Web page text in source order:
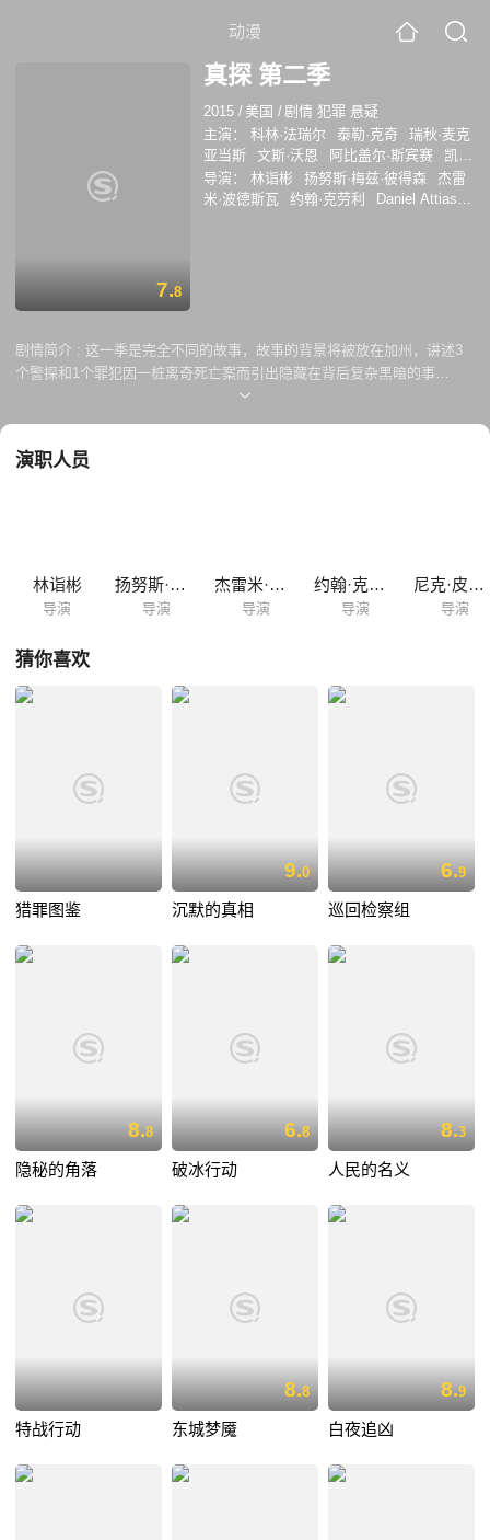
动漫
7.8
真探 第二季
2015 / 美国 /剧情 犯罪 悬疑
主演：
科林·法瑞尔 泰勒·克奇
瑞秋·麦克
亚当斯
文斯·沃恩 阿比盖尔·斯宾赛
凯利
·蕾莉
迈克尔·埃尔比 莱文·兰宾
马特·巴
特格里亚
罗尼·吉恩·贝尔维斯
W·厄尔·布
导演： 林诣彬 扬努斯·梅兹·彼得森
杰雷
米·波德斯瓦
约翰·克劳利
Daniel Attias
剧情简介 : 这一季是完全不同的故事，故事的背景将被放在加州，讲述3
个警探和1个罪犯因一桩离奇死亡案而引出隐藏在背后复杂黑暗的事
演职人员
林诣彬
导演
扬努斯·梅兹·彼得森
导演
杰雷米·波德斯瓦
导演
约翰·克劳利
导演
尼克·皮佐拉托
导演
猜你喜欢
猎罪图鉴
9.0
沉默的真相
6.9
巡回检察组
8.8
隐秘的角落
6.8
破冰行动
8.3
人民的名义
特战行动
8.8
东城梦魇
8.9
白夜追凶